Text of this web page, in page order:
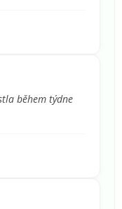
během týdne